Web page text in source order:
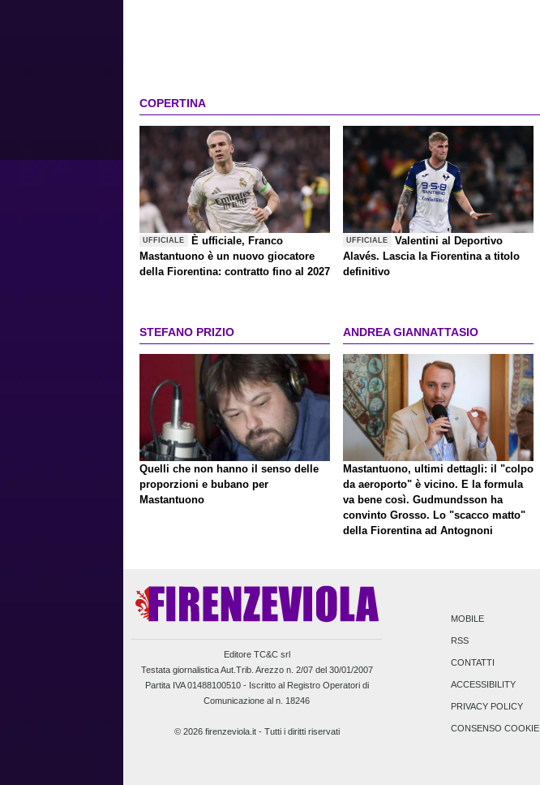
COPERTINA
UFFICIALE
È ufficiale, Franco
Mastantuono è un nuovo giocatore
della Fiorentina: contratto fino al 2027
UFFICIALE
Valentini al Deportivo
Alavés. Lascia la Fiorentina a titolo
definitivo
STEFANO PRIZIO
Quelli che non hanno il senso delle
proporzioni e bubano per
Mastantuono
ANDREA GIANNATTASIO
Mastantuono, ultimi dettagli: il "colpo
da aeroporto" è vicino. E la formula
va bene così. Gudmundsson ha
convinto Grosso. Lo "scacco matto"
della Fiorentina ad Antognoni
Editore TC&C srl
Testata giornalistica Aut.Trib. Arezzo n. 2/07 del 30/01/2007
Partita IVA 01488100510 - Iscritto al Registro Operatori di
Comunicazione al n. 18246
© 2026 firenzeviola.it - Tutti i diritti riservati
MOBILE
RSS
CONTATTI
ACCESSIBILITY
PRIVACY POLICY
CONSENSO COOKIE